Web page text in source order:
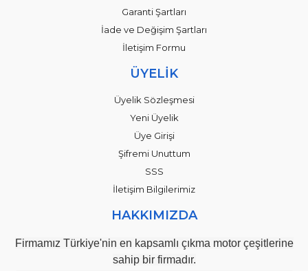
Garanti Şartları
İade ve Değişim Şartları
İletişim Formu
ÜYELİK
Üyelik Sözleşmesi
Yeni Üyelik
Üye Girişi
Şifremi Unuttum
SSS
İletişim Bilgilerimiz
HAKKIMIZDA
Firmamız Türkiye'nin en kapsamlı çıkma motor çeşitlerine
sahip bir firmadır.